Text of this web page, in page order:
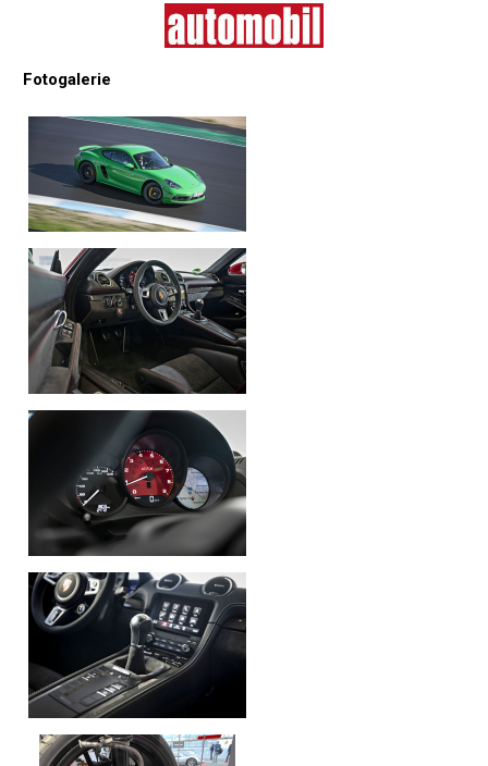
Fotogalerie